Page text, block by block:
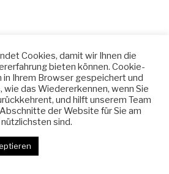
Cookies, damit wir Ihnen die
bieten können. Cookie-
Ihrem Browser gespeichert und
wie das Wiedererkennen, wenn Sie
und hilft unserem Team
der Website für Sie am
sind.